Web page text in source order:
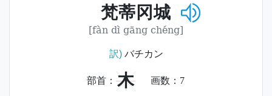
梵蒂冈城
[fàn dì gāng chéng]
訳)バチカン
部首： 木 画数： 7